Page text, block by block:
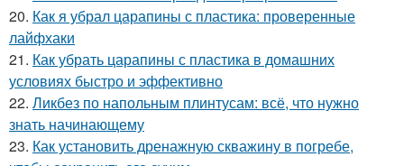
20. Как я убрал царапины с пластика: проверенные
лайфхаки
21. Как убрать царапины с пластика в домашних
условиях быстро и эффективно
22. Ликбез по напольным плинтусам: всё, что нужно
знать начинающему
23. Как установить дренажную скважину в погребе,